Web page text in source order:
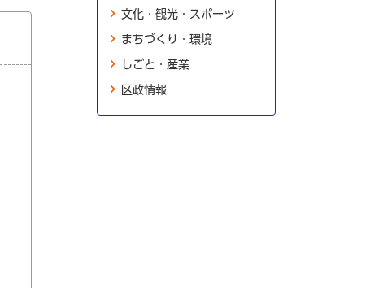
文化・観光・スポーツ
まちづくり・環境
しごと・産業
区政情報